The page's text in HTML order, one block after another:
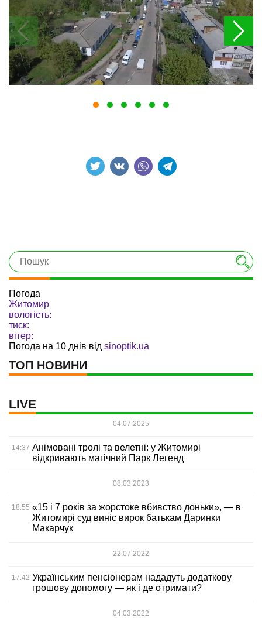
Погода
Житомир
вологість:
тиск:
вітер:
Погода на 10 днів від sinoptik.ua
ТОП НОВИНИ
LIVE
04.07.2025
14:37 Анімовані тролі та велетні: у Житомирі
відкривають магічний Парк Легенд
08.03.2023
18:55 «15 і 7 років за жорстоке вбивство доньки», — в
Житомирі суд виніс вирок батькам Даринки
Макарчук
22.07.2022
17:42 Українським пенсіонерам нададуть додаткову
грошову допомогу — як і де отримати?
04.03.2022